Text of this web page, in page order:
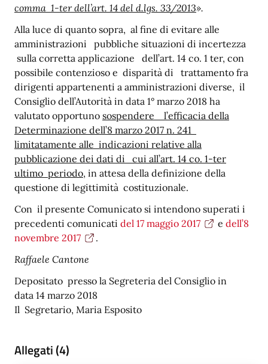
comma 1-ter dell’art. 14 del d.lgs. 33/2013».
Alla luce di quanto sopra, al fine di evitare alle
amministrazioni pubbliche situazioni di incertezza
sulla corretta applicazione dell’art. 14 co. 1 ter, con
possibile contenzioso e disparità di trattamento fra
dirigenti appartenenti a amministrazioni diverse, il
Consiglio dell’Autorità in data 1° marzo 2018 ha
valutato opportuno sospendere l’efficacia della
Determinazione dell’8 marzo 2017 n. 241
limitatamente alle indicazioni relative alla
pubblicazione dei dati di cui all’art. 14 co. 1-ter
ultimo periodo, in attesa della definizione della
questione di legittimità costituzionale.
Con il presente Comunicato si intendono superati i
precedenti comunicati del 17 maggio 2017 e dell’8
novembre 2017
.
Raffaele Cantone
Depositato presso la Segreteria del Consiglio in
data 14 marzo 2018
Il Segretario, Maria Esposito
Allegati (4)